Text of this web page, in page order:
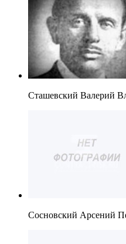
Сташевский Валерий
Сосновский Арсений